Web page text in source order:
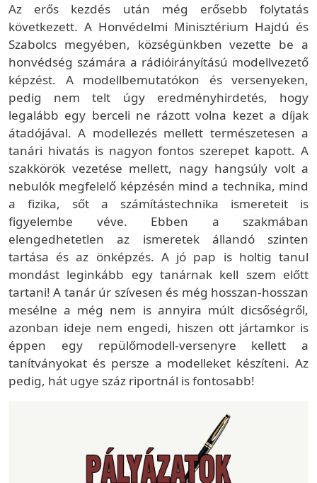
Az erős kezdés után még erősebb folytatás
következett. A Honvédelmi Minisztérium Hajdú és
Szabolcs megyében, községünkben vezette be a
honvédség számára a rádióirányítású modellvezető
képzést. A modellbemutatókon és versenyeken,
pedig nem telt úgy eredményhirdetés, hogy
legalább egy berceli ne rázott volna kezet a díjak
átadójával. A modellezés mellett természetesen a
tanári hivatás is nagyon fontos szerepet kapott. A
szakkörök vezetése mellett, nagy hangsúly volt a
nebulók megfelelő képzésén mind a technika, mind
a fizika, sőt a számítástechnika ismereteit is
figyelembe véve. Ebben a szakmában
elengedhetetlen az ismeretek állandó szinten
tartása és az önképzés. A jó pap is holtig tanul
mondást leginkább egy tanárnak kell szem előtt
tartani! A tanár úr szívesen és még hosszan-hosszan
mesélne a még nem is annyira múlt dicsőségről,
azonban ideje nem engedi, hiszen ott jártamkor is
éppen egy repülőmodell-versenyre kellett a
tanítványokat és persze a modelleket készíteni. Az
pedig, hát ugye száz riportnál is fontosabb!